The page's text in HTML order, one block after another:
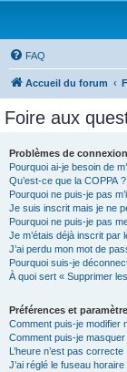
FAQ
Accueil du forum
Foire aux
Problèmes de
Pourquoi ai-je besoin de
Qu’est-ce que la COPPA ?
Pourquoi ne puis-je pas
Je suis inscrit mais je ne
Pourquoi ne puis-je pas
Je m’étais déjà inscrit
J’ai perdu mon mot de
Pourquoi suis-je
À quoi sert « Supprimer
Préférences et
Comment puis-je modifier
Comment puis-je
L’heure n’est pas correcte !
J’ai réglé le fuseau